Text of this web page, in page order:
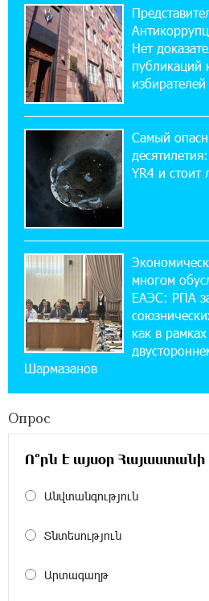
армян против
значит сам Геноцид?
17:16:14 30-07-2026
ВТБ (Армения):
10% годовых и
17:03:49 30-07-2026
Платформа
Summit: IDBank
14:44:13 29-07-2026
Состоялось
при поддержке
18:38:18 28-07-2026
Пашинян ты
спокойно. Аршак
Обновленный Центр
Ucom открылся по
в Арарате
Никогда Нагорный
независимого
Нет
публикаций
избирателей
Самый
YR4 и стоит
многом
ЕАЭС: РПА
как в
Шармазанов
Опрос
Ո՞րն է այսօր
Անվտանգություն
Տնտեսություն
Արտագաղթ